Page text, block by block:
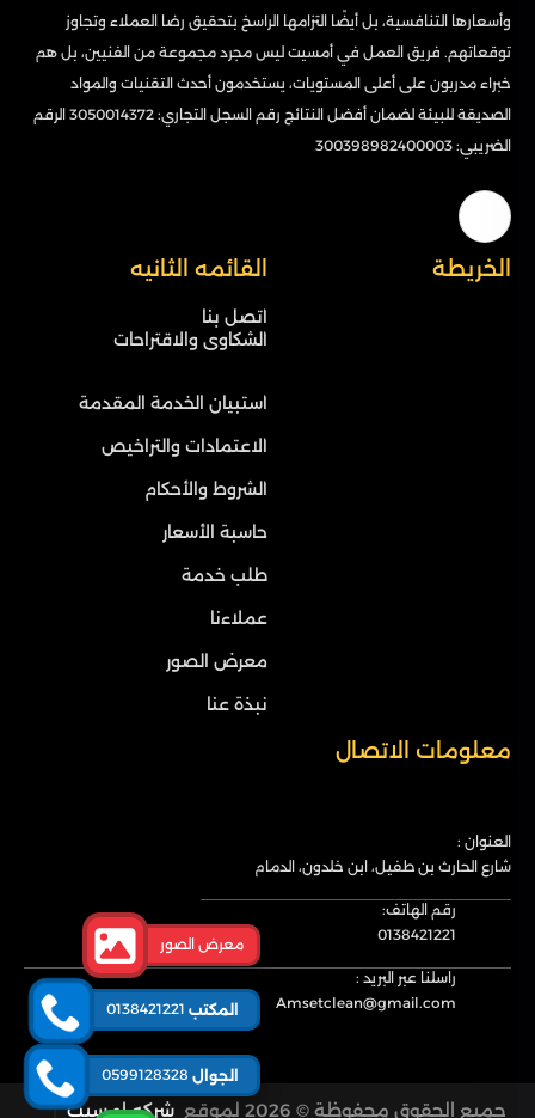
وأسعارها التنافسية، بل أيضًا التزامها الراسخ بتحقيق رضا العملاء وتجاوز
توقعاتهم. فريق العمل في أمسيت ليس مجرد مجموعة من الفنيين، بل هم
خبراء مدربون على أعلى المستويات، يستخدمون أحدث التقنيات والمواد
الصديقة للبيئة لضمان أفضل النتائج رقم السجل التجاري: 3050014372 الرقم
الضريبي: 300398982400003
الخريطة القائمه الثانيه
اتصل بنا
الشكاوى والاقتراحات
استبيان الخدمة المقدمة
الاعتمادات والتراخيص
الشروط والأحكام
حاسبة الأسعار
طلب خدمة
عملاءنا
معرض الصور
نبذة عنا
معلومات الاتصال
العنوان :
شارع الحارث بن طفيل، ابن خلدون، الدمام
رقم الهاتف:
0138421221
راسلنا عبر البريد :
Amsetclean@gmail.com
جميع الحقوق محفوظة © 2026 لموقع شركه امسيت
معرض الصور
المكتب
الجوال